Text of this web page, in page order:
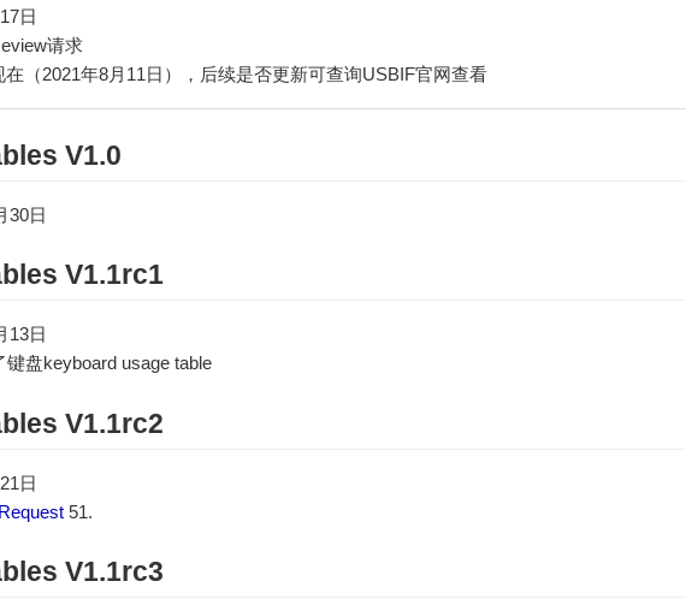
日
请求
（2021年8月11日），后续是否更新可查询USBIF官网查看
V1.0
30日
V1.1rc1
13日
键盘keyboard usage table
V1.1rc2
日
Request51.
V1.1rc3